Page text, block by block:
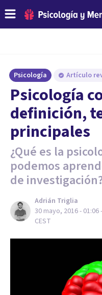
Psicología Artículo
Psicología
definición,
principales
¿Qué es la
podemos
de
Adrián Triglia
30 mayo, 2016 - 01:06
CEST